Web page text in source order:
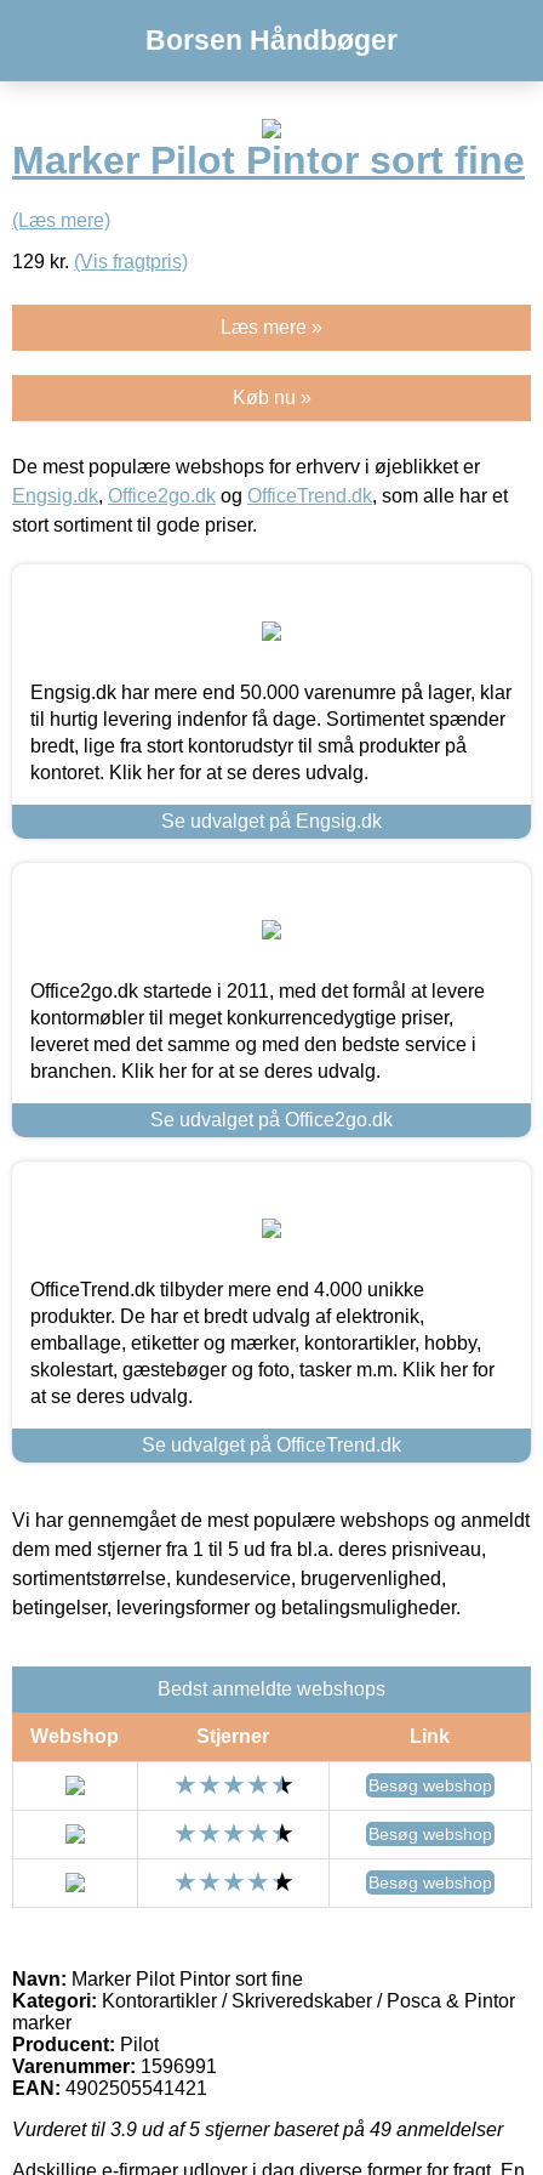
Borsen Håndbøger
Marker Pilot Pintor sort fine
(Læs mere)
129 kr. (Vis fragtpris)
Læs mere »
Køb nu »
De mest populære webshops for erhverv i øjeblikket er
Engsig.dk, Office2go.dk og OfficeTrend.dk, som alle har et
stort sortiment til gode priser.
Engsig.dk har mere end 50.000 varenumre på lager, klar
til hurtig levering indenfor få dage. Sortimentet spænder
bredt, lige fra stort kontorudstyr til små produkter på
kontoret. Klik her for at se deres udvalg.
Se udvalget på Engsig.dk
Office2go.dk startede i 2011, med det formål at levere
kontormøbler til meget konkurrencedygtige priser,
leveret med det samme og med den bedste service i
branchen. Klik her for at se deres udvalg.
Se udvalget på Office2go.dk
OfficeTrend.dk tilbyder mere end 4.000 unikke
produkter. De har et bredt udvalg af elektronik,
emballage, etiketter og mærker, kontorartikler, hobby,
skolestart, gæstebøger og foto, tasker m.m. Klik her for
at se deres udvalg.
Se udvalget på OfficeTrend.dk
Vi har gennemgået de mest populære webshops og anmeldt
dem med stjerner fra 1 til 5 ud fra bl.a. deres prisniveau,
sortimentstørrelse, kundeservice, brugervenlighed,
betingelser, leveringsformer og betalingsmuligheder.
Bedst anmeldte webshops
Webshop Stjerner Link
Besøg webshop
Besøg webshop
Besøg webshop
Navn: Marker Pilot Pintor sort fine
Kategori: Kontorartikler / Skriveredskaber / Posca & Pintor
marker
Producent: Pilot
Varenummer: 1596991
EAN: 4902505541421
Vurderet til 3.9 ud af 5 stjerner baseret på 49 anmeldelser
Adskillige e-firmaer udlover i dag diverse former for fragt. En